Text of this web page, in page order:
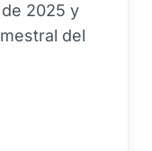
2025 y
del